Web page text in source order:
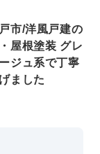
市/洋風戸建の
屋根塗装 グレ
ジュ系で丁寧
ました